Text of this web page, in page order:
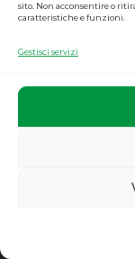
sito. Non acconsentire o
caratteristiche e funzioni.
Gestisci servizi
Commenti sul